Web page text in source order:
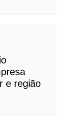
e região